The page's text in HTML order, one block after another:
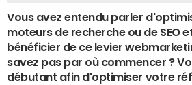
Vous avez entendu parler
moteurs de recherche ou de SEO
bénéficier de ce levier
savez pas par où commencer ?
débutant afin d'optimiser votre